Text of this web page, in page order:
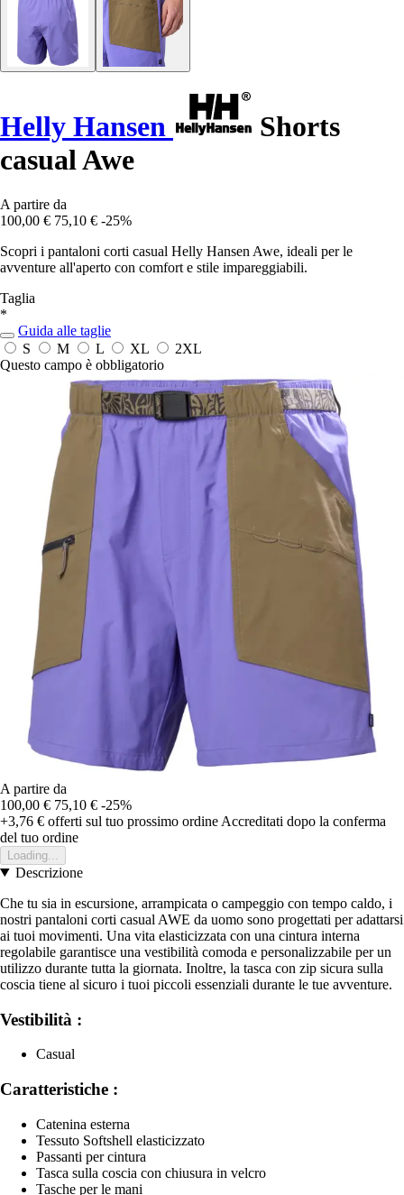
Helly Hansen
Shorts
casual Awe
A partire da
100,00 € 75,10 € -25%
Scopri i pantaloni corti casual Helly Hansen Awe, ideali per le
avventure all'aperto con comfort e stile impareggiabili.
Taglia
*
Guida alle taglie
S
M L XL
2XL
Questo campo è obbligatorio
A partire da
100,00 € 75,10 € -25%
+3,76 € offerti sul tuo prossimo ordine Accreditati dopo la conferma
del tuo ordine
Loading...
Descrizione
Che tu sia in escursione, arrampicata o campeggio con tempo caldo, i
nostri pantaloni corti casual AWE da uomo sono progettati per adattarsi
ai tuoi movimenti. Una vita elasticizzata con una cintura interna
regolabile garantisce una vestibilità comoda e personalizzabile per un
utilizzo durante tutta la giornata. Inoltre, la tasca con zip sicura sulla
coscia tiene al sicuro i tuoi piccoli essenziali durante le tue avventure.
Vestibilità :
Casual
Caratteristiche :
Catenina esterna
Tessuto Softshell elasticizzato
Passanti per cintura
Tasca sulla coscia con chiusura in velcro
Tasche per le mani